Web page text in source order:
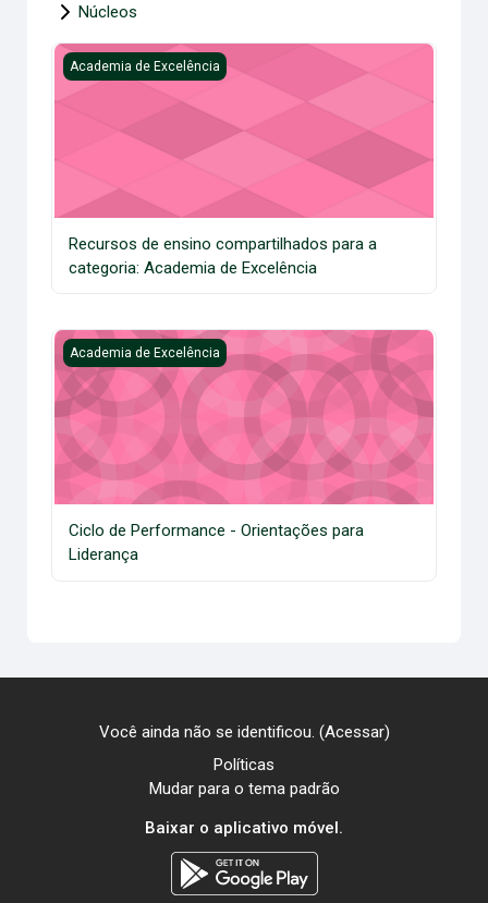
Núcleos
Recursos de ensino compartilhados para a categoria:
Academia de Excelência
Recursos de ensino compartilhados para a
categoria: Academia de Excelência
Ciclo de Performance - Orientações para Liderança
Academia de Excelência
Ciclo de Performance - Orientações para
Liderança
Você ainda não se identificou. (Acessar)
Políticas
Mudar para o tema padrão
Baixar o aplicativo móvel.